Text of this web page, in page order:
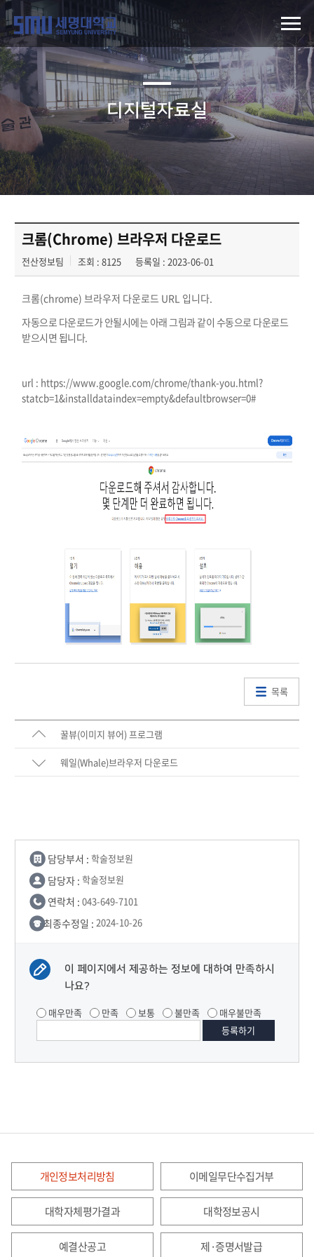
디지털자료실
크롬(Chrome) 브라우저 다운로드
전산정보팀 조회 : 8125 등록일 : 2023-06-01
크롬(chrome) 브라우저 다운로드 URL 입니다.
자동으로 다운로드가 안될시에는 아래 그림과 같이 수동으로 다운로드
받으시면 됩니다.
url : https://www.google.com/chrome/thank-you.html?
statcb=1&installdataindex=empty&defaultbrowser=0#
목록
꿀뷰(이미지 뷰어) 프로그램
웨일(Whale)브라우저 다운로드
담당부서 : 학술정보원
담당자 : 학술정보원
연락처 : 043-649-7101
최종수정일 : 2024-10-26
이 페이지에서 제공하는 정보에 대하여 만족하시
나요?
매우만족 만족 보통 불만족 매우불만족
개인정보처리방침 이메일무단수집거부
대학자체평가결과 대학정보공시
예결산공고 제·증명서발급